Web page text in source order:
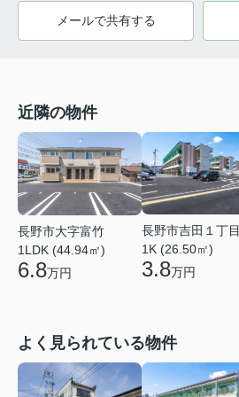
メールで共有する
近隣の物件
長野市大字富竹
1LDK (44.94㎡)
6.8万円
長野市吉田１丁目
1K (26.50㎡)
3.8万円
よく見られている物件